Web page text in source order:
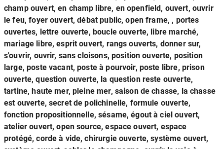
champ ouvert, en champ libre, en openfield, ouvert, ouvrir
le feu, foyer ouvert, débat public, open frame, , portes
ouvertes, lettre ouverte, boucle ouverte, libre marché,
mariage libre, esprit ouvert, rangs ouverts, donner sur,
s'ouvrir, ouvrir, sans cloisons, position ouverte, position
large, poste vacant, poste à pourvoir, poste libre, prison
ouverte, question ouverte, la question reste ouverte,
tartine, haute mer, pleine mer, saison de chasse, la chasse
est ouverte, secret de polichinelle, formule ouverte,
fonction propositionnelle, sésame, égout à ciel ouvert,
atelier ouvert, open source, espace ouvert, espace
protégé, corde à vide, chirurgie ouverte, système ouvert,